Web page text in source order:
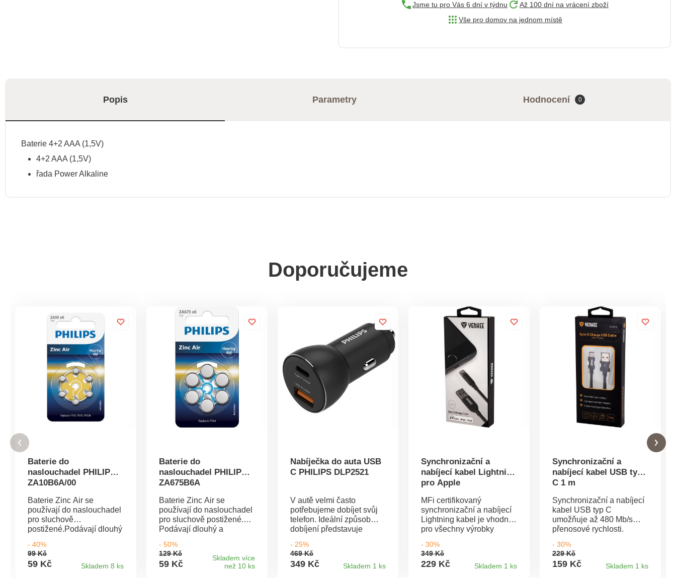
Jsme tu pro Vás 6 dní v týdnu
Až 100 dní na vrácení zboží
Vše pro domov na jednom místě
Popis Parametry Hodnocení 0
Baterie 4+2 AAA (1,5V)
4+2 AAA (1,5V)
řada Power Alkaline
Doporučujeme
Baterie do
naslouchadel PHILIPS
ZA10B6A/00
Baterie Zinc Air se
používají do naslouchadel
pro sluchově
postižené.Podávají dlouhý
výkon.Technologie Zinc
Air je speciálně navržena
pro naslouchací
- 40%
99 Kč
59 Kč Skladem 8 ks
Baterie do
naslouchadel PHILIPS
ZA675B6A
Baterie Zinc Air se
používají do naslouchadel
pro sluchově postižené.
Podávají dlouhý a
Technologie Zinc Air je
speciálně navržena pro
naslouchací zařízení.
- 50%
129 Kč
59 Kč
Skladem více
než 10 ks
Nabíječka do auta USB
C PHILIPS DLP2521
V autě velmi často
potřebujeme dobíjet svůj
telefon. Ideální způsob
dobíjení představuje
PHILIPS. Je vybavena
porty USB – A a USB – C.
Nabíjet můžete současně
- 25%
469 Kč
349 Kč Skladem 1 ks
Synchronizační a
nabíjecí kabel Lightning
pro Apple
MFi certifikovaný
synchronizační a nabíjecí
Lightning kabel je vhodný
pro všechny výrobky
Lightning (iPad, iPhone a
iPod). Kovový konektor byl
navržený tak, aby
- 30%
349 Kč
229 Kč Skladem 1 ks
Synchronizační a
nabíjecí kabel USB typ
C 1 m
Synchronizační a nabíjecí
kabel USB typ C
umožňuje až 480 Mb/s
přenosové rychlosti.
nabít. Oboustranná
konstrukce USB konektoru
typu C pomáhá při
- 30%
229 Kč
159 Kč Skladem 1 ks